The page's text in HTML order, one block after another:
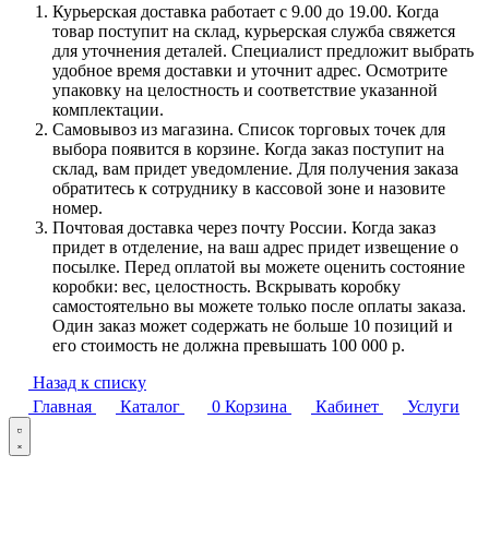
Курьерская доставка работает с 9.00 до 19.00. Когда
товар поступит на склад, курьерская служба свяжется
для уточнения деталей. Специалист предложит выбрать
удобное время доставки и уточнит адрес. Осмотрите
упаковку на целостность и соответствие указанной
комплектации.
Самовывоз из магазина. Список торговых точек для
выбора появится в корзине. Когда заказ поступит на
склад, вам придет уведомление. Для получения заказа
обратитесь к сотруднику в кассовой зоне и назовите
номер.
Почтовая доставка через почту России. Когда заказ
придет в отделение, на ваш адрес придет извещение о
посылке. Перед оплатой вы можете оценить состояние
коробки: вес, целостность. Вскрывать коробку
самостоятельно вы можете только после оплаты заказа.
Один заказ может содержать не больше 10 позиций и
его стоимость не должна превышать 100 000 р.
Назад к списку
Главная
Каталог 0 Корзина Кабинет Услуги